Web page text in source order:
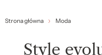
Strona główna Moda
Style